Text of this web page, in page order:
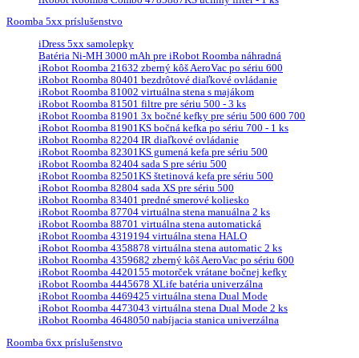
Roomba 5xx príslušenstvo
iDress 5xx samolepky
Batéria Ni-MH 3000 mAh pre iRobot Roomba náhradná
iRobot Roomba 21632 zberný kôš AeroVac po sériu 600
iRobot Roomba 80401 bezdrôtové diaľkové ovládanie
iRobot Roomba 81002 virtuálna stena s majákom
iRobot Roomba 81501 filtre pre sériu 500 - 3 ks
iRobot Roomba 81901 3x bočné kefky pre sériu 500 600 700
iRobot Roomba 81901KS bočná kefka po sériu 700 - 1 ks
iRobot Roomba 82204 IR diaľkové ovládanie
iRobot Roomba 82301KS gumená kefa pre sériu 500
iRobot Roomba 82404 sada S pre sériu 500
iRobot Roomba 82501KS štetinová kefa pre sériu 500
iRobot Roomba 82804 sada XS pre sériu 500
iRobot Roomba 83401 predné smerové koliesko
iRobot Roomba 87704 virtuálna stena manuálna 2 ks
iRobot Roomba 88701 virtuálna stena automatická
iRobot Roomba 4319194 virtuálna stena HALO
iRobot Roomba 4358878 virtuálna stena automatic 2 ks
iRobot Roomba 4359682 zberný kôš AeroVac po sériu 600
iRobot Roomba 4420155 motorček vrátane bočnej kefky
iRobot Roomba 4445678 XLife batéria univerzálna
iRobot Roomba 4469425 virtuálna stena Dual Mode
iRobot Roomba 4473043 virtuálna stena Dual Mode 2 ks
iRobot Roomba 4648050 nabíjacia stanica univerzálna
Roomba 6xx príslušenstvo